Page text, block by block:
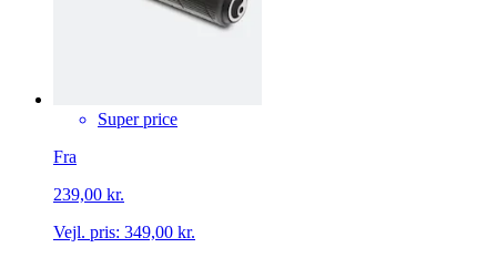
Super price
Fra
239,00 kr.
Vejl. pris: 349,00 kr.